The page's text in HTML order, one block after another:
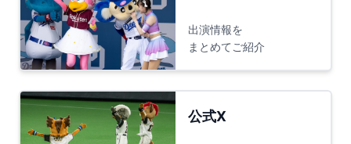
出演情報を
まとめてご紹介
公式X